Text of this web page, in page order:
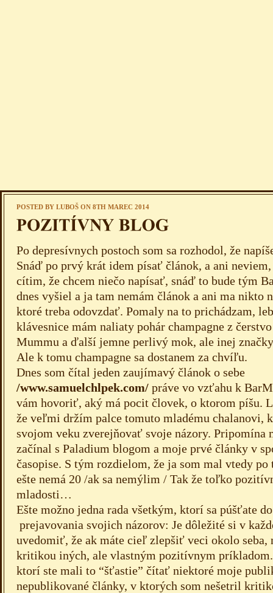
POSTED BY LUBOŠ ON 8TH MAREC 2014
Po depresívnych postoch som sa rozhodol, že
Snáď po prvý krát idem písať článok, a ani
cítim, že chcem niečo napísať, snáď to bude tým
dnes vyšiel a ja tam nemám článok a ani ma nikto
ktoré treba odovzdať. Pomaly na to prichádzam,
klávesnice mám naliaty pohár champagne z
Mummu a ďalší jemne perlivý mok, ale inej
Ale k tomu champagne sa dostanem za chvíľu.
Dnes som čítal jeden zaujímavý článok o sebe
/www.samuelchlpek.com/ práve vo vzťahu k
vám hovoriť, aký má pocit človek, o ktorom píšu.
že veľmi držím palce tomuto mladému chalanovi,
svojom veku zverejňovať svoje názory. Pripomína
začínal s Paladium blogom a moje prvé články v
časopise. S tým rozdielom, že ja som mal vtedy po
ešte nemá 20 /ak sa nemýlim / Tak že toľko
mladosti…
Ešte možno jedna rada všetkým, ktorí sa púšťate
prejavovania svojich názorov: Je dôležité si v
uvedomiť, že ak máte cieľ zlepšiť veci okolo seba,
kritikou iných, ale vlastným pozitívnym
ktorí ste mali to “šťastie” čítať niektoré moje
nepublikované články, v ktorých som nešetril